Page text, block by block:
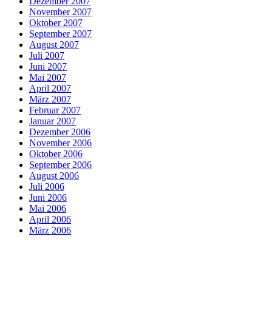
November 2007
Oktober 2007
September 2007
August 2007
Juli 2007
Juni 2007
Mai 2007
April 2007
März 2007
Februar 2007
Januar 2007
Dezember 2006
November 2006
Oktober 2006
September 2006
August 2006
Juli 2006
Juni 2006
Mai 2006
April 2006
März 2006